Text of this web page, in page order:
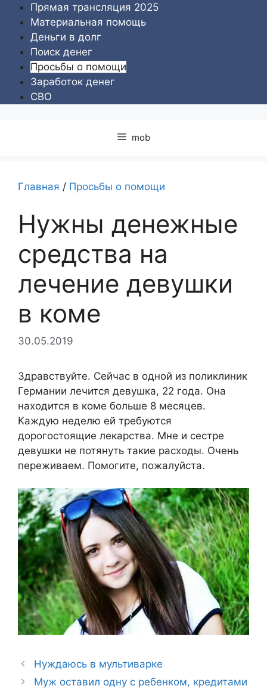
Перейти
содержимому
Прямая трансляция 2025
Материальная помощь
Деньги в долг
Поиск денег
Просьбы о помощи
Заработок денег
СВО
mob
Главная / Просьбы о помощи
Нужны денежные
средства на
лечение девушки
в коме
30.05.2019
Здравствуйте. Сейчас в одной из поликлиник
Германии лечится девушка, 22 года. Она
находится в коме больше 8 месяцев.
Каждую неделю ей требуются
дорогостоящие лекарства. Мне и сестре
девушки не потянуть такие расходы. Очень
переживаем. Помогите, пожалуйста.
Нуждаюсь в мультиварке
Муж оставил одну с ребенком, кредитами